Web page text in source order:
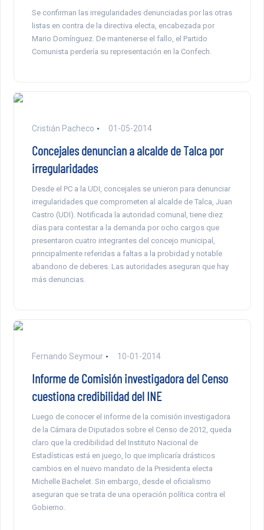
Se confirman las irregularidades denunciadas por las otras
listas en contra de la directiva electa, encabezada por
Mario Domínguez. De mantenerse el fallo, el Partido
Comunista perdería su representación en la Confech.
Cristián Pacheco 01-05-2014
Concejales denuncian a alcalde de Talca por
irregularidades
Desde el PC a la UDI, concejales se unieron para denunciar
irregularidades que comprometen al alcalde de Talca, Juan
Castro (UDI). Notificada la autoridad comunal, tiene diez
días para contestar a la demanda por ocho cargos que
presentaron cuatro integrantes del concejo municipal,
principalmente referidas a faltas a la probidad y notable
abandono de deberes. Las autoridades aseguran que hay
más denuncias.
Fernando Seymour 10-01-2014
Informe de Comisión investigadora del Censo
cuestiona credibilidad del INE
Luego de conocer el informe de la comisión investigadora
de la Cámara de Diputados sobre el Censo de 2012, queda
claro que la credibilidad del Instituto Nacional de
Estadísticas está en juego, lo que implicaría drásticos
cambios en el nuevo mandato de la Presidenta electa
Michelle Bachelet. Sin embargo, desde el oficialismo
aseguran que se trata de una operación política contra el
Gobierno.